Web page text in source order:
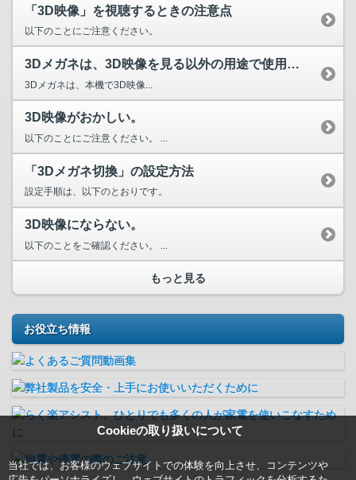
Cookieの取り扱いについて
当社では、お客様のウェブサイトでの体験を向上させ、コンテンツや
「3D映像」を視聴するときの注意点
以下のことにご注意ください。
3Dメガネは、3D映像を見る以外の用途で使用できますか。
3Dメガネは、本機で3D映像...
3D映像がおかしい。
以下のことにご注意ください。 ...
「3Dメガネ切換」の設定方法
設定手順は、以下のとおりです。
3D映像にならない。
以下のことをご確認ください。 ...
もっと見る
お役立ち情報